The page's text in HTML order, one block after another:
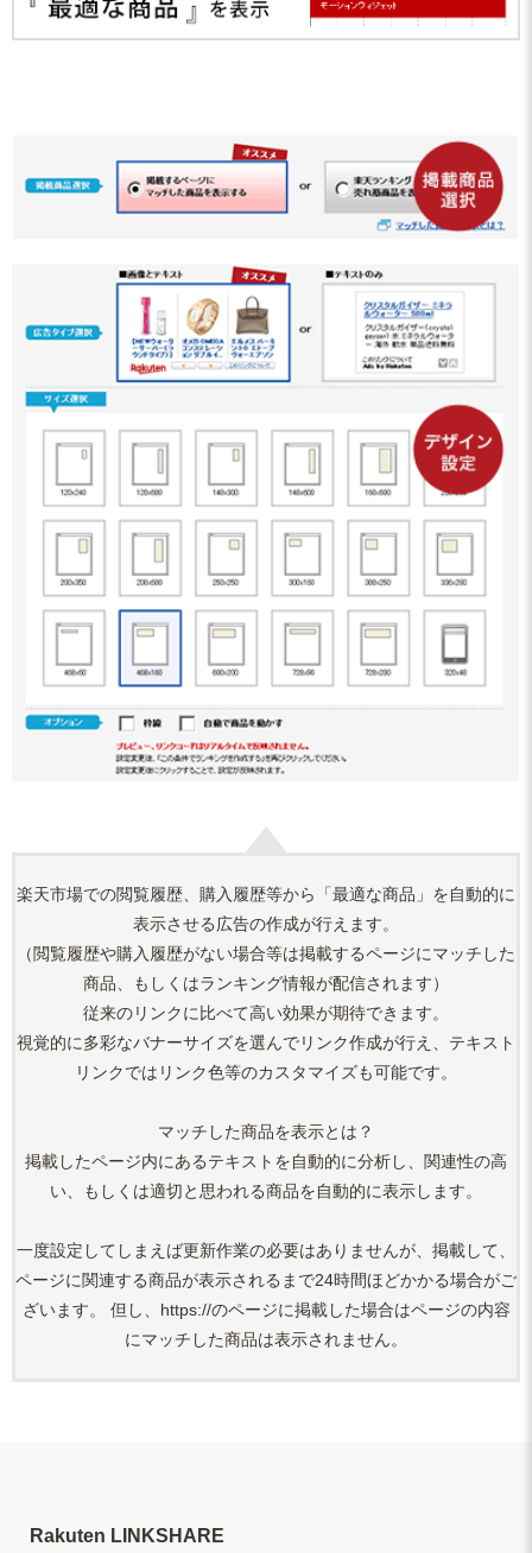
楽天市場での閲覧履歴、購入履歴等から「最適な商品」を自動的に
表示させる広告の作成が行えます。
（閲覧履歴や購入履歴がない場合等は掲載するページにマッチした
商品、もしくはランキング情報が配信されます）
従来のリンクに比べて高い効果が期待できます。
視覚的に多彩なバナーサイズを選んでリンク作成が行え、テキスト
リンクではリンク色等のカスタマイズも可能です。
マッチした商品を表示とは？
掲載したページ内にあるテキストを自動的に分析し、関連性の高
い、もしくは適切と思われる商品を自動的に表示します。
一度設定してしまえば更新作業の必要はありませんが、掲載して、
ページに関連する商品が表示されるまで24時間ほどかかる場合がご
ざいます。 但し、https://のページに掲載した場合はページの内容
にマッチした商品は表示されません。
Rakuten LINKSHARE